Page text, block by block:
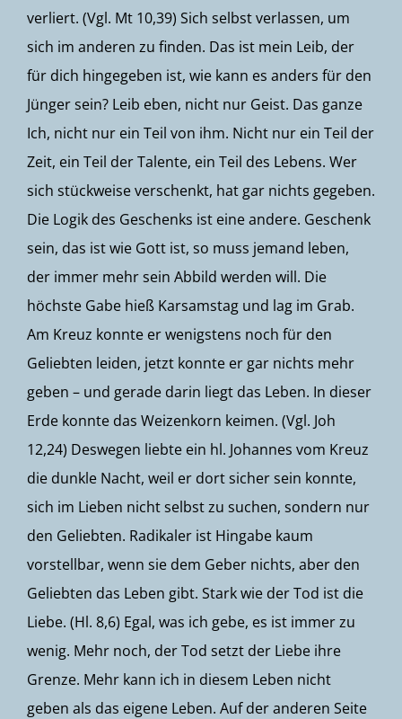
verliert. (Vgl. Mt 10,39) Sich selbst verlassen, um
sich im anderen zu finden. Das ist mein Leib, der
für dich hingegeben ist, wie kann es anders für den
Jünger sein? Leib eben, nicht nur Geist. Das ganze
Ich, nicht nur ein Teil von ihm. Nicht nur ein Teil der
Zeit, ein Teil der Talente, ein Teil des Lebens. Wer
sich stückweise verschenkt, hat gar nichts gegeben.
Die Logik des Geschenks ist eine andere. Geschenk
sein, das ist wie Gott ist, so muss jemand leben,
der immer mehr sein Abbild werden will. Die
höchste Gabe hieß Karsamstag und lag im Grab.
Am Kreuz konnte er wenigstens noch für den
Geliebten leiden, jetzt konnte er gar nichts mehr
geben – und gerade darin liegt das Leben. In dieser
Erde konnte das Weizenkorn keimen. (Vgl. Joh
12,24) Deswegen liebte ein hl. Johannes vom Kreuz
die dunkle Nacht, weil er dort sicher sein konnte,
sich im Lieben nicht selbst zu suchen, sondern nur
den Geliebten. Radikaler ist Hingabe kaum
vorstellbar, wenn sie dem Geber nichts, aber den
Geliebten das Leben gibt. Stark wie der Tod ist die
Liebe. (Hl. 8,6) Egal, was ich gebe, es ist immer zu
wenig. Mehr noch, der Tod setzt der Liebe ihre
Grenze. Mehr kann ich in diesem Leben nicht
geben als das eigene Leben. Auf der anderen Seite